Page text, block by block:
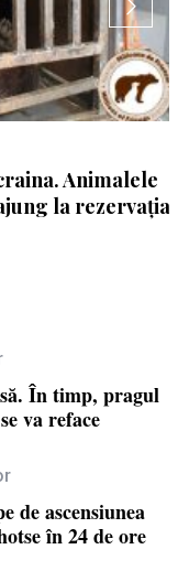
Animalele
la rezervația
În timp, pragul
va reface
de ascensiunea
în 24 de ore